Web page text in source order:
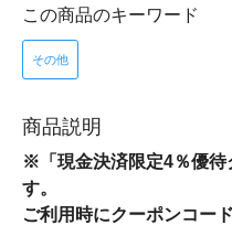
この商品のキーワード
その他
商品説明
※「現金決済限定4％優待
す。
ご利用時にクーポンコー